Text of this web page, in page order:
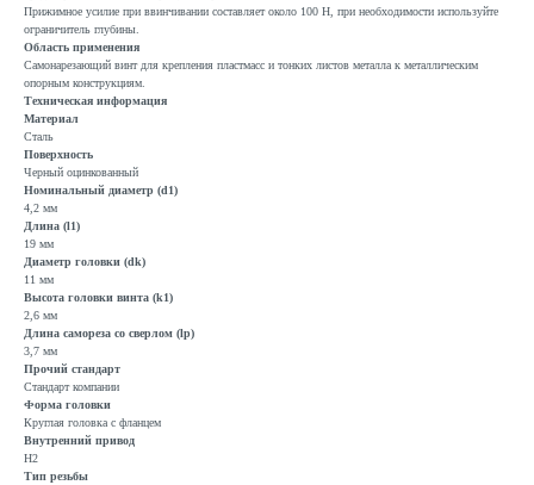
Прижимное усилие при ввинчивании составляет около 100 Н, при необходимости используйте
ограничитель глубины.
Область применения
Самонарезающий винт для крепления пластмасс и тонких листов металла к металлическим
опорным конструкциям.
Техническая информация
Материал
Сталь
Поверхность
Черный оцинкованный
Номинальный диаметр (d1)
4,2 мм
Длина (l1)
19 мм
Диаметр головки (dk)
11 мм
Высота головки винта (k1)
2,6 мм
Длина самореза со сверлом (lp)
3,7 мм
Прочий стандарт
Стандарт компании
Форма головки
Круглая головка с фланцем
Внутренний привод
H2
Тип резьбы